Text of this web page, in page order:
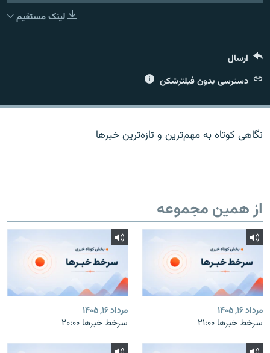
لینک مستقیم
ارسال
دسترسی بدون فیلترشکن
نگاهی کوتاه به مهم‌ترين و تازه‌ترين خبرها
از همین مجموعه
مرداد ۱۶, ۱۴۰۵
سرخط خبرها ۲۱:۰۰
مرداد ۱۶, ۱۴۰۵
سرخط خبرها ۲۰:۰۰